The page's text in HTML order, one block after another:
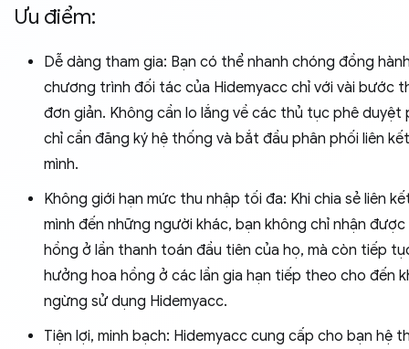
Ưu điểm:
Dễ dàng tham gia: Bạn có thể nhanh chóng đồng
chương trình đối tác của Hidemyacc chỉ với vài bước
đơn giản. Không cần lo lắng về các thủ tục phê duyệt
chỉ cần đăng ký hệ thống và bắt đầu phân phối liên
mình.
Không giới hạn mức thu nhập tối đa: Khi chia sẻ liên
mình đến những người khác, bạn không chỉ nhận được
hồng ở lần thanh toán đầu tiên của họ, mà còn tiếp
hưởng hoa hồng ở các lần gia hạn tiếp theo cho đến
ngừng sử dụng Hidemyacc.
Tiện lợi, minh bạch: Hidemyacc cung cấp cho bạn hệ